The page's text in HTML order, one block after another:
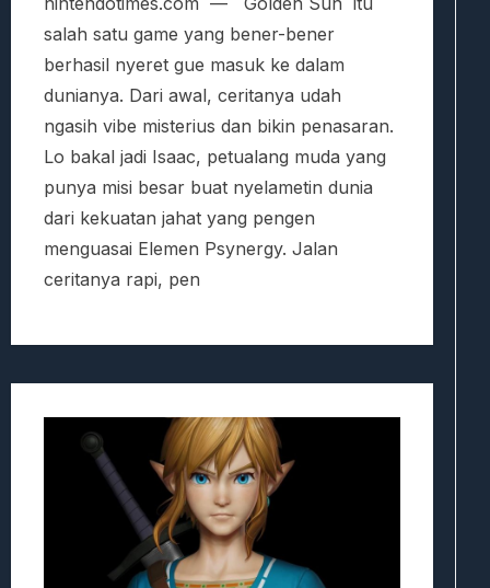
salah satu game yang bener-bener
berhasil nyeret gue masuk ke dalam
dunianya. Dari awal, ceritanya udah
ngasih vibe misterius dan bikin penasaran.
Lo bakal jadi Isaac, petualang muda yang
punya misi besar buat nyelametin dunia
dari kekuatan jahat yang pengen
menguasai Elemen Psynergy. Jalan
ceritanya rapi, pen